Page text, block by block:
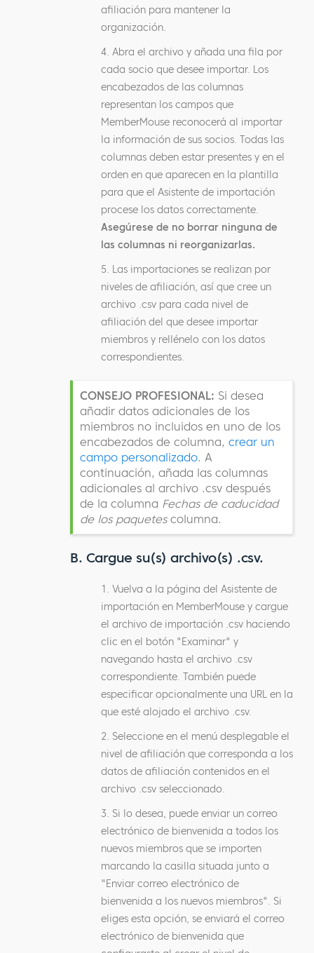
afiliación para mantener la
organización.
4. Abra el archivo y añada una fila por
cada socio que desee importar. Los
encabezados de las columnas
representan los campos que
MemberMouse reconocerá al importar
la información de sus socios. Todas las
columnas deben estar presentes y en el
orden en que aparecen en la plantilla
para que el Asistente de importación
procese los datos correctamente.
Asegúrese de no borrar ninguna de
las columnas ni reorganizarlas.
5. Las importaciones se realizan por
niveles de afiliación, así que cree un
archivo .csv para cada nivel de
afiliación del que desee importar
miembros y rellénelo con los datos
correspondientes.
CONSEJO PROFESIONAL: Si desea
añadir datos adicionales de los
miembros no incluidos en uno de los
encabezados de columna, crear un
campo personalizado. A
continuación, añada las columnas
adicionales al archivo .csv después
de la columna Fechas de caducidad
de los paquetescolumna.
B. Cargue su(s) archivo(s) .csv.
1. Vuelva a la página del Asistente de
importación en MemberMouse y cargue
el archivo de importación .csv haciendo
clic en el botón "Examinar" y
navegando hasta el archivo .csv
correspondiente. También puede
especificar opcionalmente una URL en la
que esté alojado el archivo .csv.
2. Seleccione en el menú desplegable el
nivel de afiliación que corresponda a los
datos de afiliación contenidos en el
archivo .csv seleccionado.
3. Si lo desea, puede enviar un correo
electrónico de bienvenida a todos los
nuevos miembros que se importen
marcando la casilla situada junto a
"Enviar correo electrónico de
bienvenida a los nuevos miembros". Si
eliges esta opción, se enviará el correo
electrónico de bienvenida que